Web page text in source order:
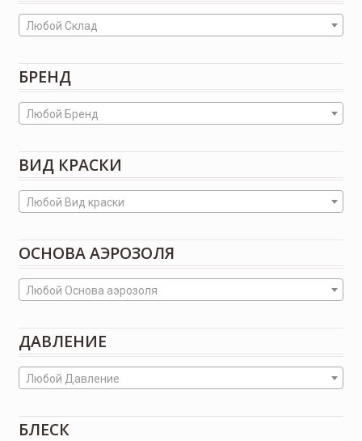
Любой Склад
БРЕНД
Любой Бренд
ВИД КРАСКИ
Любой Вид краски
ОСНОВА АЭРОЗОЛЯ
Любой Основа аэрозоля
ДАВЛЕНИЕ
Любой Давление
БЛЕСК